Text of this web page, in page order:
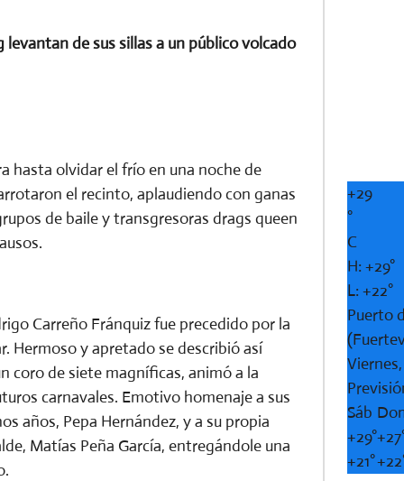
de sus sillas a un público volcado
hasta olvidar el frío en una noche de
el recinto, aplaudiendo con ganas
de baile y transgresoras drags queen
Carreño Fránquiz fue precedido por la
Hermoso y apretado se describió así
coro de siete magníficas, animó a la
carnavales. Emotivo homenaje a sus
años, Pepa Hernández, y a su propia
Matías Peña García, entregándole una
+29
°
C
H:+29°
L:+22°
Puerto
Sáb
+29°+
+21°+